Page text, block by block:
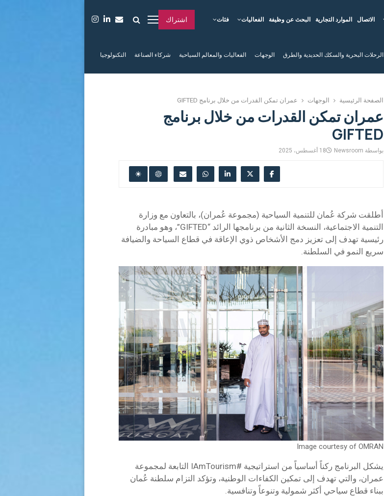
فئات الفعاليات البحث عن وظيفة الموارد التجارية الاتصال اشتراك
الرحلات البحرية والسكك الحديدية والطرق الوجهات الفعاليات والمعالم السياحية شركاء الصناعة التكنولوجيا
الصفحة الرئيسية الوجهات عمران تمكن القدرات من خلال برنامج GIFTED
عمران تمكن القدرات من خلال برنامج
GIFTED
بواسطة Newsroom 18 أغسطس، 2025
أطلقت شركة عُمان للتنمية السياحية (مجموعة عُمران)، بالتعاون مع وزارة
التنمية الاجتماعية، النسخة الثانية من برنامجها الرائد “GIFTED”، وهو مبادرة
رئيسية تهدف إلى تعزيز دمج الأشخاص ذوي الإعاقة في قطاع السياحة والضيافة
سريع النمو في السلطنة.
Image courtesy of OMRAN
يشكل البرنامج ركناً أساسياً من استراتيجية #IAmTourism التابعة لمجموعة
عمران، والتي تهدف إلى تمكين الكفاءات الوطنية، وتؤكد التزام سلطنة عُمان
ببناء قطاع سياحي أكثر شمولية وتنوعاً وتنافسية.